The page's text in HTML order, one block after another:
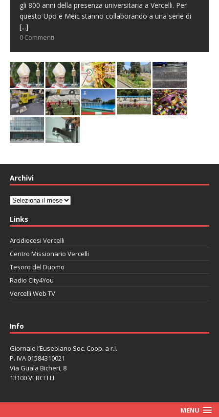
gli 800 anni della presenza universitaria a Vercelli. Per
questo Upo e Meic stanno collaborando a una serie di
[...]
0 Commenti
Archivi
Archivi
Links
Arcidiocesi Vercelli
Centro Missionario Vercelli
Tesoro del Duomo
Radio City4You
Vercelli Web TV
Info
Giornale l’Eusebiano Soc. Coop. a r.l.
P. IVA 01584310021
Via Guala Bicheri, 8
13100 VERCELLI
MENU